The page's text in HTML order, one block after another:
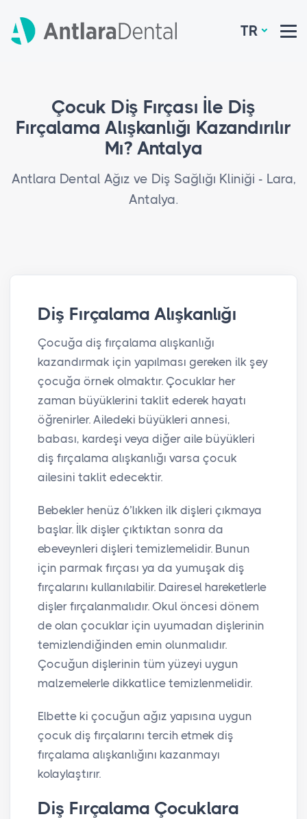
TR
Çocuk Diş Fırçası İle Diş
Fırçalama Alışkanlığı Kazandırılır
Mı? Antalya
Antlara Dental Ağız ve Diş Sağlığı Kliniği - Lara,
Antalya.
Diş Fırçalama Alışkanlığı
Çocuğa diş fırçalama alışkanlığı
kazandırmak için yapılması gereken ilk şey
çocuğa örnek olmaktır. Çocuklar her
zaman büyüklerini taklit ederek hayatı
öğrenirler. Ailedeki büyükleri annesi,
babası, kardeşi veya diğer aile büyükleri
diş fırçalama alışkanlığı varsa çocuk
ailesini taklit edecektir.
Bebekler henüz 6’lıkken ilk dişleri çıkmaya
başlar. İlk dişler çıktıktan sonra da
ebeveynleri dişleri temizlemelidir. Bunun
için parmak fırçası ya da yumuşak diş
fırçalarını kullanılabilir. Dairesel hareketlerle
dişler fırçalanmalıdır. Okul öncesi dönem
de olan çocuklar için uyumadan dişlerinin
temizlendiğinden emin olunmalıdır.
Çocuğun dişlerinin tüm yüzeyi uygun
malzemelerle dikkatlice temizlenmelidir.
Elbette ki çocuğun ağız yapısına uygun
çocuk diş fırçalarını tercih etmek diş
fırçalama alışkanlığını kazanmayı
kolaylaştırır.
Diş Fırçalama Çocuklara